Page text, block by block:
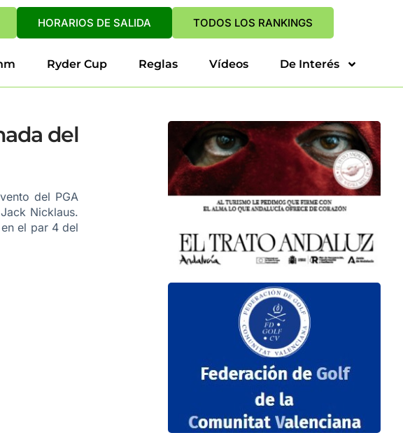
HORARIOS DE SALIDA TODOS LOS RANKINGS
Ryder Cup Reglas Vídeos De Interés
del
del PGA
Nicklaus.
el par 4 del